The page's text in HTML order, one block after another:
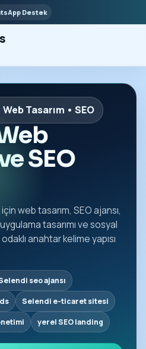
Destek
Tasarım • SEO
SEO
web tasarım, SEO ajansı,
tasarımı ve sosyal
anahtar kelime yapısı
seo ajansı
Selendi e-ticaret sitesi
yerel SEO landing